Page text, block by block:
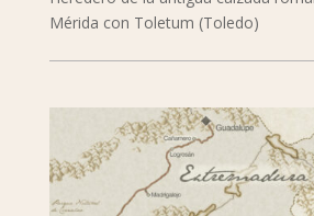
Mérida con Toletum (Toledo)